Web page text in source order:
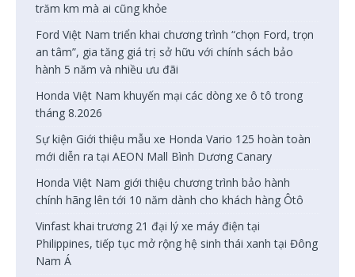
trăm km mà ai cũng khỏe
Ford Việt Nam triển khai chương trình “chọn Ford, trọn
an tâm”, gia tăng giá trị sở hữu với chính sách bảo
hành 5 năm và nhiều ưu đãi
Honda Việt Nam khuyến mại các dòng xe ô tô trong
tháng 8.2026
Sự kiện Giới thiệu mẫu xe Honda Vario 125 hoàn toàn
mới diễn ra tại AEON Mall Bình Dương Canary
Honda Việt Nam giới thiệu chương trình bảo hành
chính hãng lên tới 10 năm dành cho khách hàng Ôtô
Vinfast khai trương 21 đại lý xe máy điện tại
Philippines, tiếp tục mở rộng hệ sinh thái xanh tại Đông
Nam Á